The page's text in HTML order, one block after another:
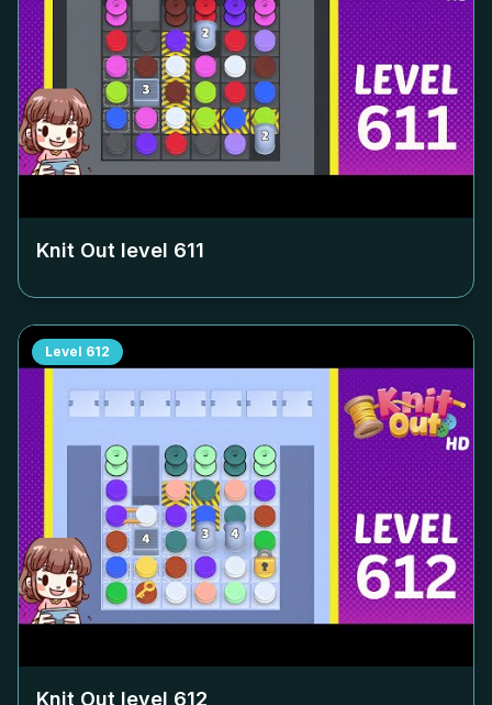
Knit Out level 611
Level 612
Knit Out level 612